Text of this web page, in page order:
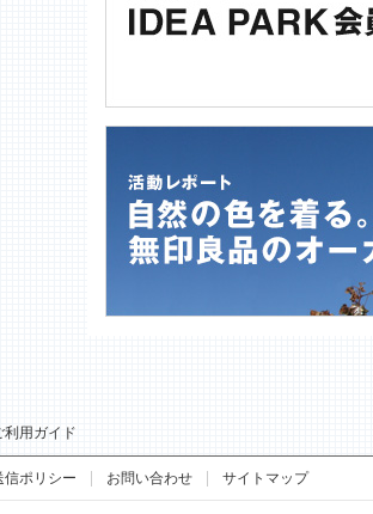
利用ガイド
信ポリシー お問い合わせ サイトマップ